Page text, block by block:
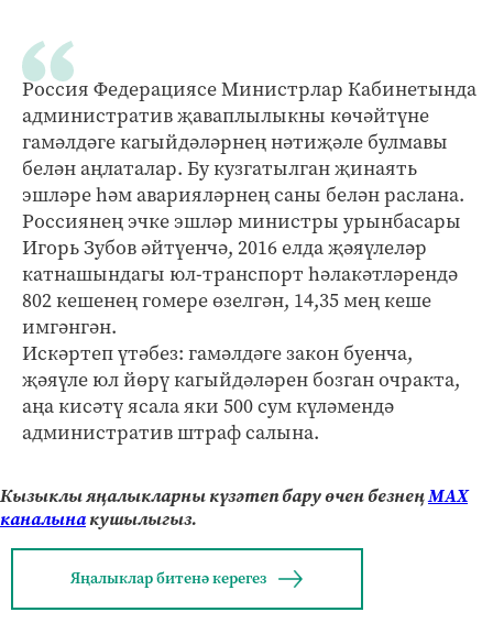
Россия Федерациясе Министрлар Кабинетында
административ җаваплылыкны көчәйтүне
гамәлдәге кагыйдәләрнең нәтиҗәле булмавы
белән аңлаталар. Бу кузгатылган җинаять
эшләре һәм аварияләрнең саны белән раслана.
Россиянең эчке эшләр министры урынбасары
Игорь Зубов әйтүенчә, 2016 елда җәяүлеләр
катнашындагы юл-транспорт һәлакәтләрендә
802 кешенең гомере өзелгән, 14,35 мең кеше
имгәнгән.
Искәртеп үтәбез: гамәлдәге закон буенча,
җәяүле юл йөрү кагыйдәләрен бозган очракта,
аңа кисәтү ясала яки 500 сум күләмендә
административ штраф салына.
Кызыклы яңалыкларны күзәтеп бару өчен безнеңМАХ
каналынакушылыгыз.
Яңалыклар битенә керегез